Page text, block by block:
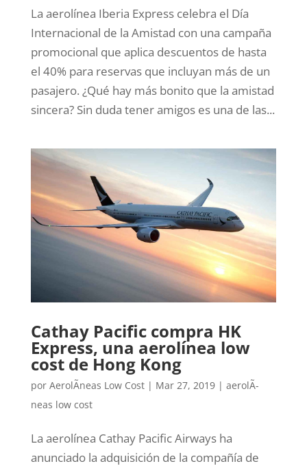
La aerolínea Iberia Express celebra el Día
Internacional de la Amistad con una campaña
promocional que aplica descuentos de hasta
el 40% para reservas que incluyan más de un
pasajero. ¿Qué hay más bonito que la amistad
sincera? Sin duda tener amigos es una de las...
Cathay Pacific compra HK
Express, una aerolínea low
cost de Hong Kong
por AerolÃ­neas Low Cost| Mar 27, 2019| aerolÃ­
neas low cost
La aerolínea Cathay Pacific Airways ha
anunciado la adquisición de la compañía de